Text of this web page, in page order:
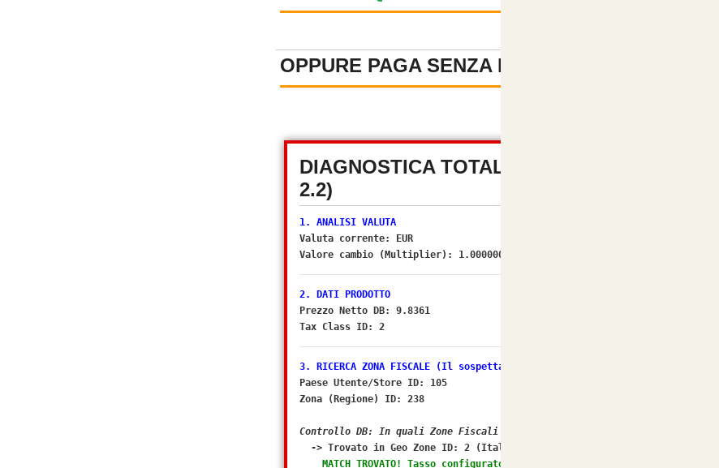
OPPURE PAGA SENZA REGISTRAZIONE
DIAGNOSTICA TOTALE PREZZI (OSC
2.2)
1. ANALISI VALUTA
Valuta corrente: EUR
Valore cambio (Multiplier): 1.00000000
2. DATI PRODOTTO
Prezzo Netto DB: 9.8361
Tax Class ID: 2
3. RICERCA ZONA FISCALE (Il sospettato per NO IVA)
Paese Utente/Store ID: 105
Zona (Regione) ID: 238
Controllo DB: In quali Zone Fiscali rientra il Paese ID 105?
-> Trovato in Geo Zone ID: 2 (Italia)
MATCH TROVATO! Tasso configurato: 22.0000%